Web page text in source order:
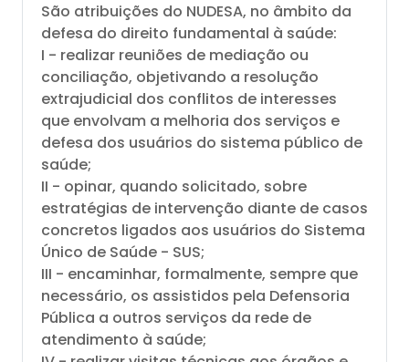
São atribuições do NUDESA, no âmbito da
defesa do direito fundamental à saúde:
I - realizar reuniões de mediação ou
conciliação, objetivando a resolução
extrajudicial dos conflitos de interesses
que envolvam a melhoria dos serviços e
defesa dos usuários do sistema público de
saúde;
II - opinar, quando solicitado, sobre
estratégias de intervenção diante de casos
concretos ligados aos usuários do Sistema
Único de Saúde - SUS;
III - encaminhar, formalmente, sempre que
necessário, os assistidos pela Defensoria
Pública a outros serviços da rede de
atendimento à saúde;